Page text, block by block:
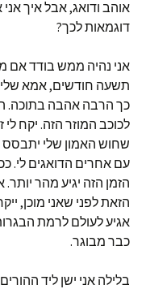
אוהב ודואג, אבל איך
דוגמאות לכך?
אני נהיה ממש בודד אם
תשעה חודשים, אמא שלי
כך הרבה אהבה בתוכה.
לכוכב המוזר הזה. יקח לי
שחוש האמון שלי יתבסס
עם אחרים הדואגים לי.
הזמן הזה יגיע מהר
הזאת לפני שאני מוכן,
אגיע לעולם לרמת
כבר מבוגר.
בלילה אני ישן ליד